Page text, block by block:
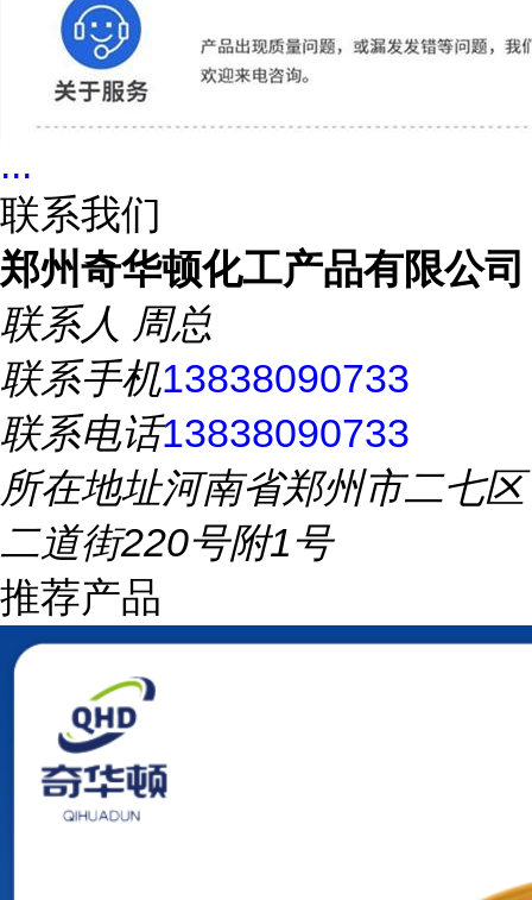
...
联系我们
郑州奇华顿化工产品有限公司
联系人 周总
联系手机13838090733
联系电话13838090733
所在地址河南省郑州市二七区
二道街220号附1号
推荐产品